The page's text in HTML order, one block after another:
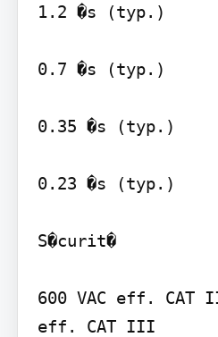
1.2 �s (typ.)
0.7 �s (typ.)
0.35 �s (typ.)
0.23 �s (typ.)
S�curit�
600 VAC eff. CAT
eff. CAT III